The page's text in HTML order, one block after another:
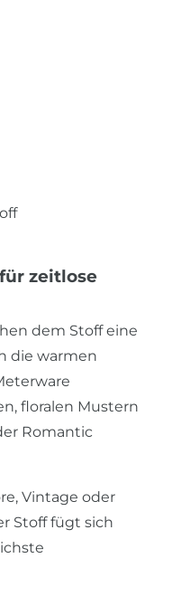
zeitlose
dem Stoff eine
die warmen
floralen Mustern
Romantic
Vintage oder
Stoff fügt sich